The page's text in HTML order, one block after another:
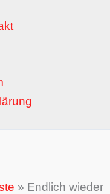
» Endlich wieder